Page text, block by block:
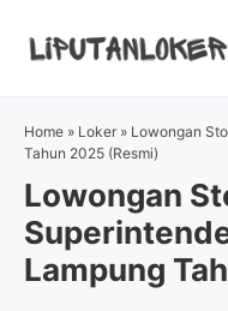
Home » Loker » Lowongan
Tahun 2025 (Resmi)
Lowongan
Lampung